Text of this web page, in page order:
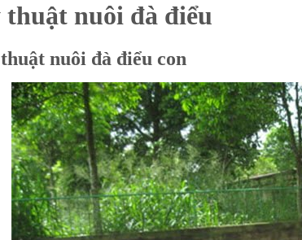
thuật nuôi đà điểu
nuôi đà điểu con